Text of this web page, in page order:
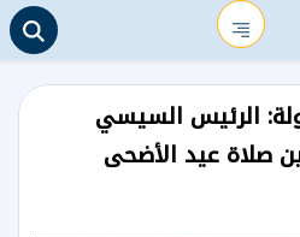
الرئيس السيسي
صلاة عيد الأضحى